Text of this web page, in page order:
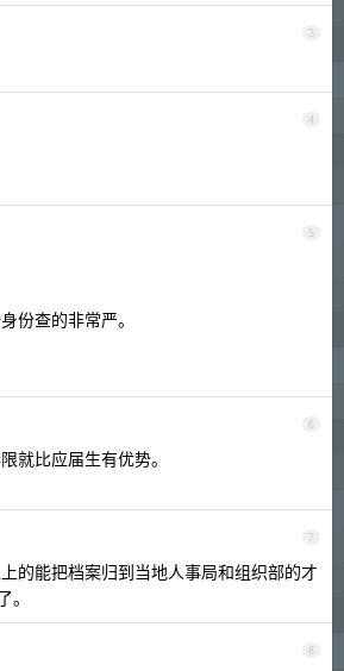
3
4
5
份查的非常严。
6
就比应届生有优势。
7
的能把档案归到当地人事局和组织部的才
8